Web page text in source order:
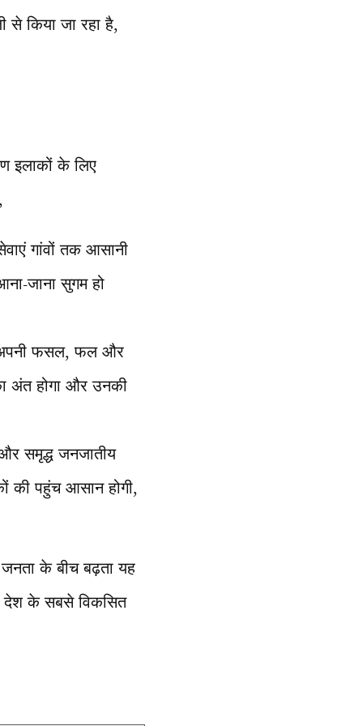
से किया जा रहा है,
इलाकों के लिए
गांवों तक आसानी
जाना सुगम हो
अपनी फसल, फल और
अंत होगा और उनकी
समृद्ध जनजातीय
की पहुंच आसान होगी,
के बीच बढ़ता यह
देश के सबसे विकसित